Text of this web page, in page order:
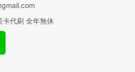
卡代刷 全年無休